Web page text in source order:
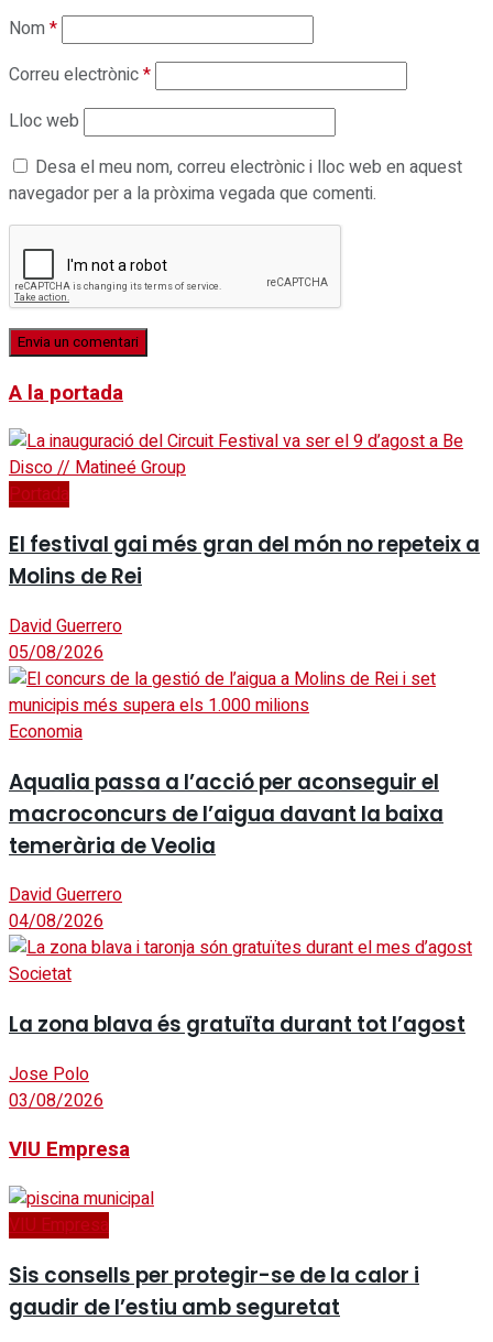
Nom*
Correu electrònic*
Lloc web
Desa el meu nom, correu electrònic i lloc web en aquest
navegador per a la pròxima vegada que comenti.
A la portada
Portada
El festival gai més gran del món no repeteix a
Molins de Rei
David Guerrero
05/08/2026
Economia
Aqualia passa a l’acció per aconseguir el
macroconcurs de l’aigua davant la baixa
temerària de Veolia
David Guerrero
04/08/2026
Societat
La zona blava és gratuïta durant tot l’agost
Jose Polo
03/08/2026
VIU Empresa
VIU Empresa
Sis consells per protegir-se de la calor i
gaudir de l’estiu amb seguretat